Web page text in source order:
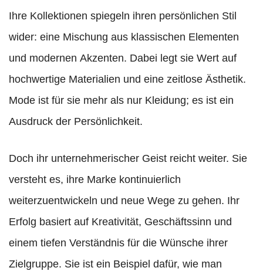
Ihre Kollektionen spiegeln ihren persönlichen Stil
wider: eine Mischung aus klassischen Elementen
und modernen Akzenten. Dabei legt sie Wert auf
hochwertige Materialien und eine zeitlose Ästhetik.
Mode ist für sie mehr als nur Kleidung; es ist ein
Ausdruck der Persönlichkeit.
Doch ihr unternehmerischer Geist reicht weiter. Sie
versteht es, ihre Marke kontinuierlich
weiterzuentwickeln und neue Wege zu gehen. Ihr
Erfolg basiert auf Kreativität, Geschäftssinn und
einem tiefen Verständnis für die Wünsche ihrer
Zielgruppe. Sie ist ein Beispiel dafür, wie man